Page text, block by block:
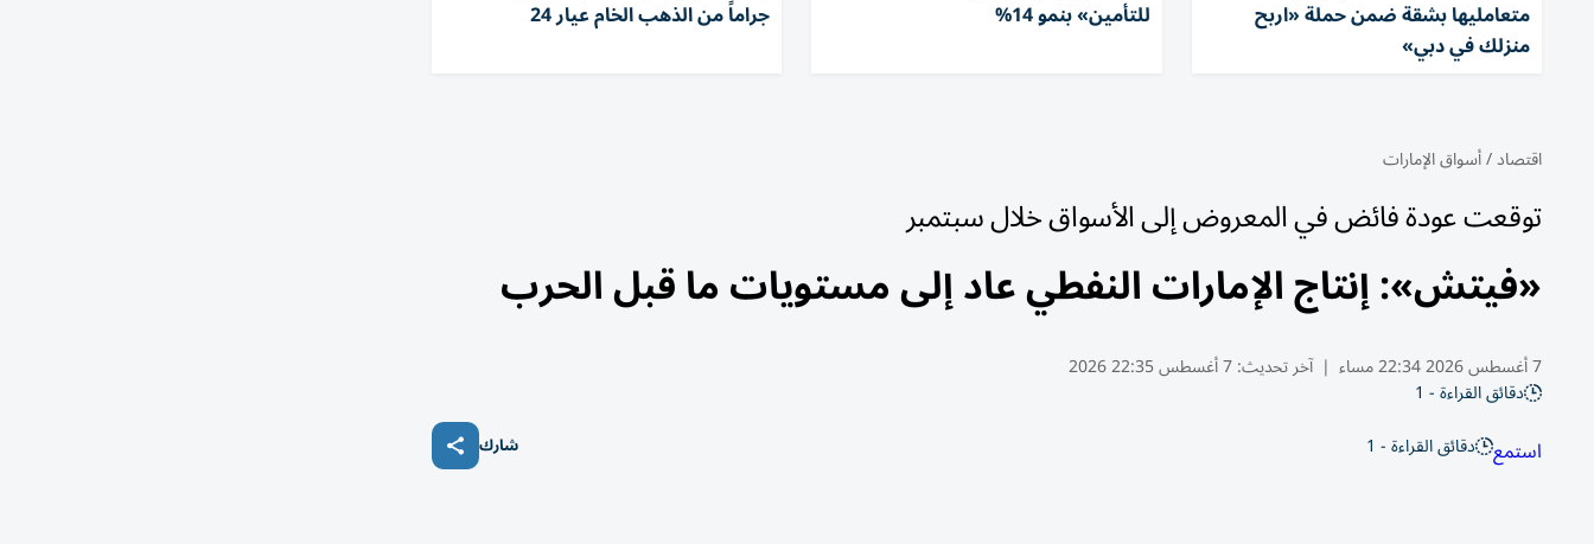
متعامليها بشقة ضمن حملة «اربح
منزلك في دبي»
للتأمين» بنمو 14% جراماً من الذهب الخام عيار 24
اقتصاد/أسواق الإمارات
توقعت عودة فائض في المعروض إلى الأسواق خلال سبتمبر
«فيتش»: إنتاج الإمارات النفطي عاد إلى مستويات ما قبل الحرب
7 أغسطس 2026 22:34 مساء | آخر تحديث:7 أغسطس 22:35 2026
دقائق القراءة - 1
استمع دقائق القراءة - 1 شارك